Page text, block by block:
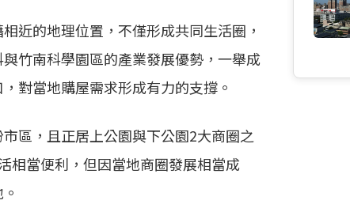
近的地理位置，不僅形成共同生活圈，
竹南科學園區的產業發展優勢，一舉成
對當地購屋需求形成有力的支撐。
區，且正居上公園與下公園2大商圈之
相當便利，但因當地商圈發展相當成